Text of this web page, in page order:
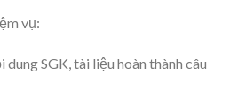
vụ:
dung SGK, tài liệu hoàn thành câu